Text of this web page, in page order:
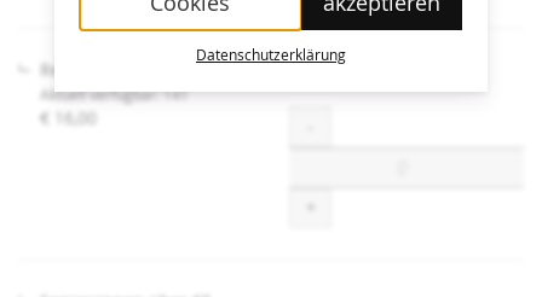
Regulär
Aktuell verfügbar: 141
€ 16,00
Datenschutzerklärung